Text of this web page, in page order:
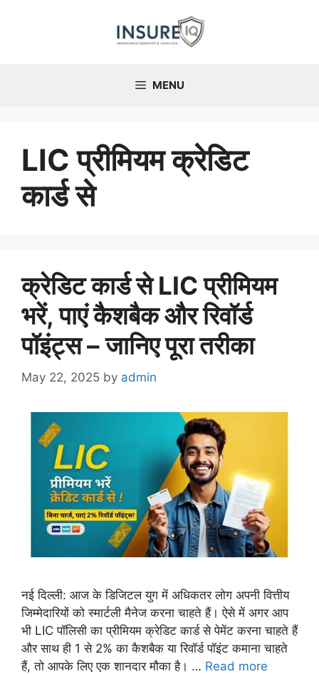
MENU
LIC प्रीमियम क्रेडिट
कार्ड से
क्रेडिट कार्ड से LIC प्रीमियम
भरें, पाएं कैशबैक और रिवॉर्ड
पॉइंट्स – जानिए पूरा तरीका
May 22, 2025 by admin
नई दिल्ली: आज के डिजिटल युग में अधिकतर लोग अपनी वित्तीय
जिम्मेदारियों को स्मार्टली मैनेज करना चाहते हैं। ऐसे में अगर आप
भी LIC पॉलिसी का प्रीमियम क्रेडिट कार्ड से पेमेंट करना चाहते हैं
और साथ ही 1 से 2% का कैशबैक या रिवॉर्ड पॉइंट कमाना चाहते
हैं, तो आपके लिए एक शानदार मौका है। … Read more